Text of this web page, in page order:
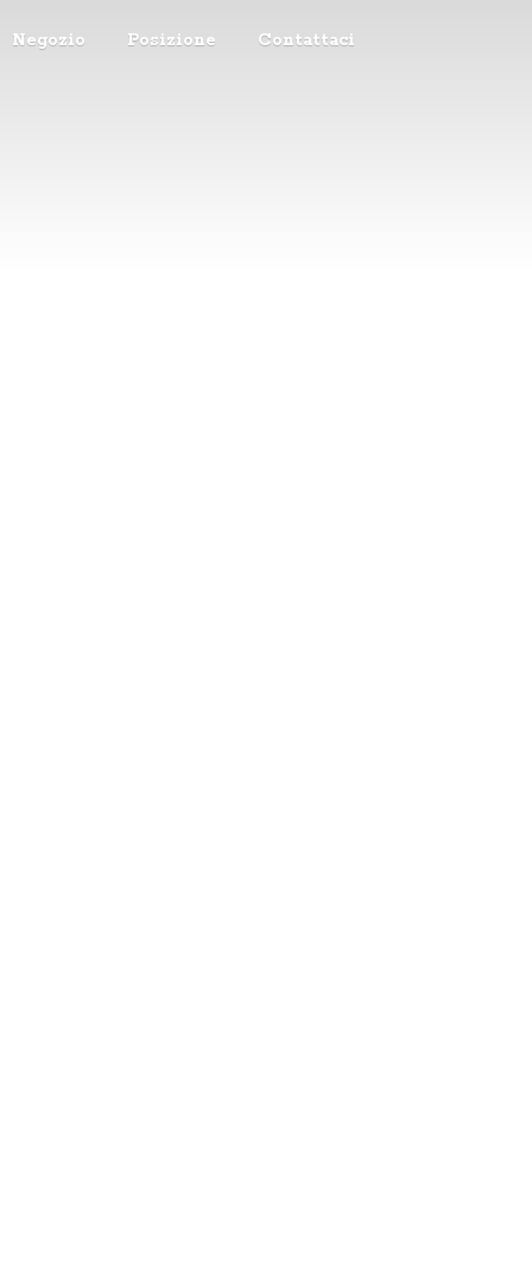
Negozio Posizione Contattaci